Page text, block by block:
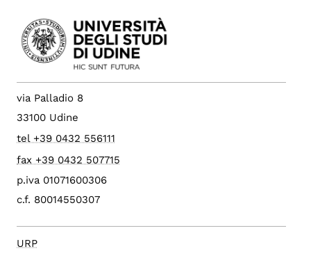
via Palladio 8
33100 Udine
tel +39 0432 556111
fax +39 0432 507715
p.iva 01071600306
c.f. 80014550307
URP